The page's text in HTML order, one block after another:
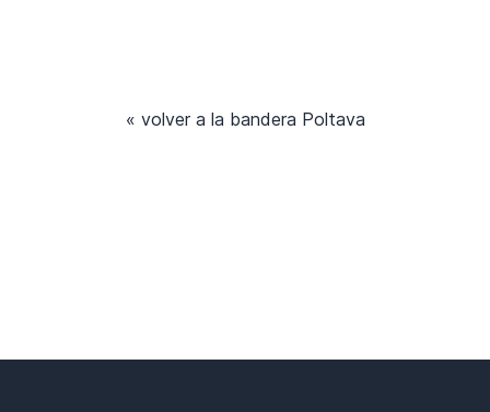
« volver a la bandera Poltava